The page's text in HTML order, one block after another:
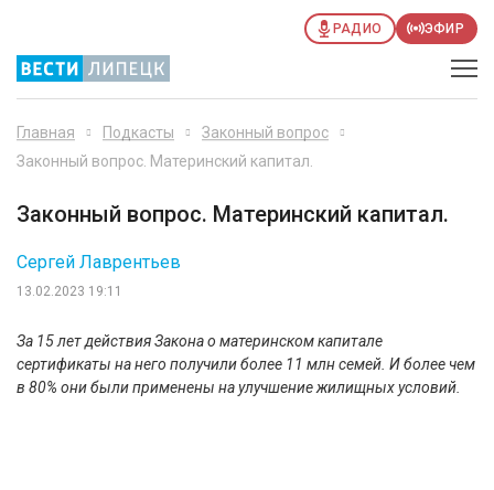
РАДИО ЭФИР
Главная Подкасты
Законный вопрос
Законный вопрос. Материнский капитал.
Законный вопрос. Материнский капитал.
13.02.2023 19:11
Сергей Лаврентьев
За 15 лет действия Закона о материнском капитале
сертификаты на него получили более 11 млн семей. И более чем
в 80% они были применены на улучшение жилищных условий.